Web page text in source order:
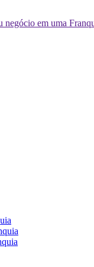
negócio em uma